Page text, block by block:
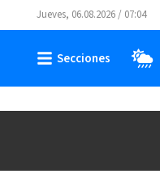
Jueves, 06.08.2026 / 07:04